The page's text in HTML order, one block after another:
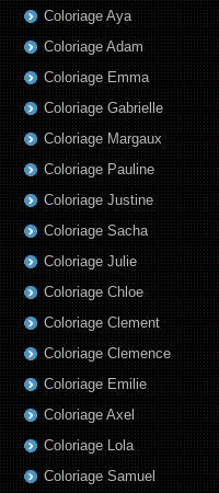
Coloriage Aya
Coloriage Adam
Coloriage Emma
Coloriage Gabrielle
Coloriage Margaux
Coloriage Pauline
Coloriage Justine
Coloriage Sacha
Coloriage Julie
Coloriage Chloe
Coloriage Clement
Coloriage Clemence
Coloriage Emilie
Coloriage Axel
Coloriage Lola
Coloriage Samuel